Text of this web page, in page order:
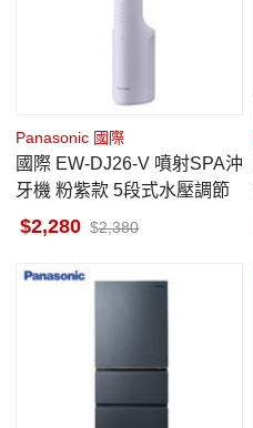
Panasonic 國際
國際 EW-DJ26-V 噴射SPA沖
牙機 粉紫款 5段式水壓調節
2,280 2,380